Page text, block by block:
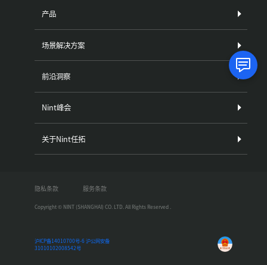
产品
场景解决方案
前沿洞察
Nint峰会
关于Nint任拓
Copyright © NINT (SHANGHAI) CO. LTD. All Rights Reserved .
沪ICP备14010700号-6 沪公网安备
31010102008542号
隐私条款 服务条款